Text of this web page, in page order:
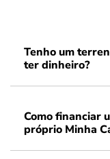
Tenho um
ter dinheiro?
Como financiar
próprio Minha